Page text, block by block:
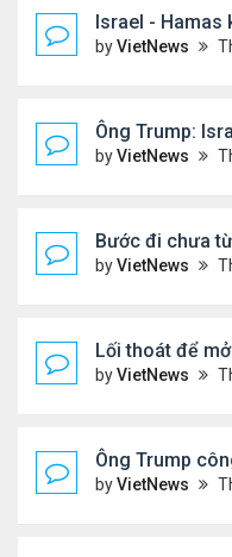
Israel - Hamas
byVietNews Thứ 5
Ông Trump:
byVietNews Thứ 4
Bước đi chưa
byVietNews Thứ 2
Lối thoát để
byVietNews Thứ 6
Ông Trump
byVietNews Thứ 2